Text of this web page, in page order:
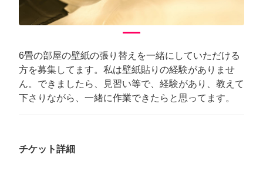
6畳の部屋の壁紙の張り替えを一緒にしていただける
方を募集してます。私は壁紙貼りの経験がありませ
ん。できましたら、見習い等で、経験があり、教えて
下さりながら、一緒に作業できたらと思ってます。
チケット詳細